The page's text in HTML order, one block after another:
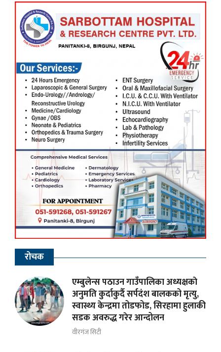
रोचक
एम्बुलेन्स पठाउन गाउँपालिका अध्यक्षकाे
अनुमति कुर्दाकुर्दै सर्पदंश बालकको मृत्यु,
स्वास्थ्य केन्द्रमा तोडफोड, सिरहामा हुलाकी
सडक अवरुद्ध गरेर आन्दोलन
वीरगंज सिटी